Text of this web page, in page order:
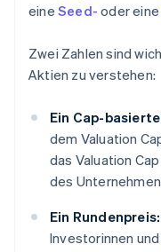
eine Seed- oder
Zwei Zahlen sind
Aktien zu verstehen:
Ein Cap-
dem Valuation
das Valuation
des
Ein Rundenpreis:
Investorinnen